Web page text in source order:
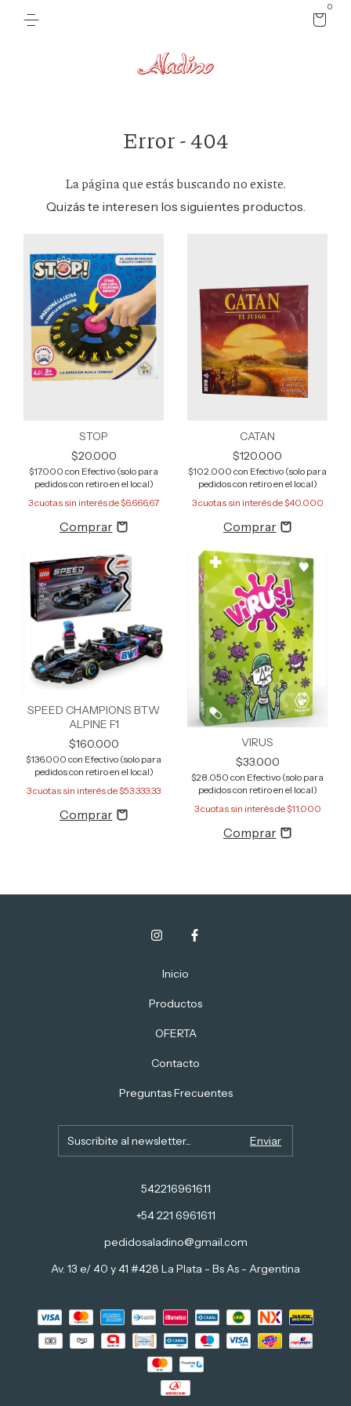
0
Error - 404
La página que estás buscando no existe.
Quizás te interesen los siguientes productos.
STOP
$20.000
$17.000 con Efectivo (solo para
pedidos con retiro en el local)
3cuotas sin interés de$6.666,67
CATAN
$120.000
$102.000 con Efectivo (solo para
pedidos con retiro en el local)
3cuotas sin interés de$40.000
SPEED CHAMPIONS BTW
ALPINE F1
$160.000
$136.000 con Efectivo (solo para
pedidos con retiro en el local)
3cuotas sin interés de$53.333,33
VIRUS
$33.000
$28.050 con Efectivo (solo para
pedidos con retiro en el local)
3cuotas sin interés de$11.000
Inicio
Productos
OFERTA
Contacto
Preguntas Frecuentes
542216961611
+54 221 6961611
pedidosaladino@gmail.com
Av. 13 e/ 40 y 41 #428 La Plata - Bs As - Argentina